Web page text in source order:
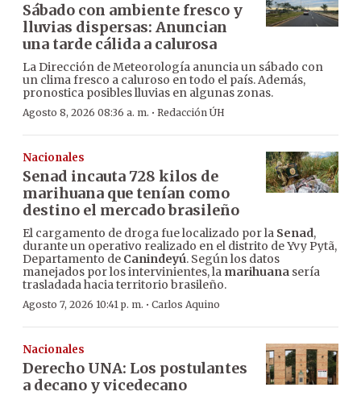
Sábado con ambiente fresco y
lluvias dispersas: Anuncian
una tarde cálida a calurosa
La Dirección de Meteorología anuncia un sábado con
un clima fresco a caluroso en todo el país. Además,
pronostica posibles lluvias en algunas zonas.
Agosto 8, 2026 08:36 a. m. · Redacción ÚH
Nacionales
Senad incauta 728 kilos de
marihuana que tenían como
destino el mercado brasileño
El cargamento de droga fue localizado por la Senad,
durante un operativo realizado en el distrito de Yvy Pytã,
Departamento de Canindeyú. Según los datos
manejados por los intervinientes, la marihuana sería
trasladada hacia territorio brasileño.
Agosto 7, 2026 10:41 p. m. · Carlos Aquino
Nacionales
Derecho UNA: Los postulantes
a decano y vicedecano